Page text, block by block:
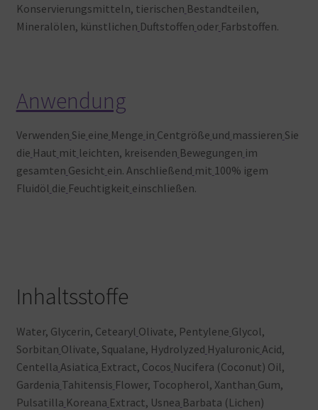
Konservierungsmitteln, tierischen Bestandteilen,
Mineralölen, künstlichen Duftstoffen oder Farbstoffen.
Anwendung
Verwenden Sie eine Menge in Centgröße und massieren Sie
die Haut mit leichten, kreisenden Bewegungen im
gesamten Gesicht ein. Anschließend mit 100% igem
Fluidöl die Feuchtigkeit einschließen.
Inhaltsstoffe
Water, Glycerin, Cetearyl Olivate, Pentylene Glycol,
Sorbitan Olivate, Squalane, Hydrolyzed Hyaluronic Acid,
Centella Asiatica Extract, Cocos Nucifera (Coconut) Oil,
Gardenia Tahitensis Flower, Tocopherol, Xanthan Gum,
Pulsatilla Koreana Extract, Usnea Barbata (Lichen)